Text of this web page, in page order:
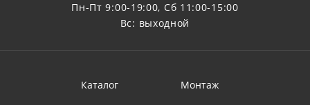
Пн-Пт 9:00-19:00, Сб 11:00-15:00
Вс: выходной
Каталог Монтаж